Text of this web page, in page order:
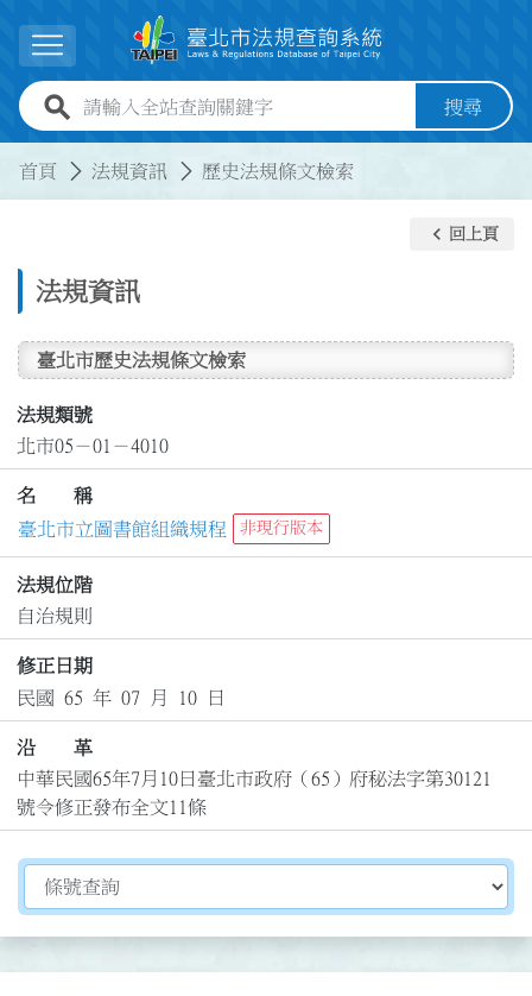
展開選單
全站查詢關鍵字欄位 搜尋
首頁 法規資訊 歷史法規條文檢索
法規資訊
keyboard_arrow_left 回上頁
臺北市歷史法規條文檢索
法規類號
北市05－01－4010
名 稱
臺北市立圖書館組織規程
非現行版本
法規位階
自治規則
修正日期
民國 65 年 07 月 10 日
沿 革
中華民國65年7月10日臺北市政府（65）府秘法字第30121
號令修正發布全文11條
切換選擇法規資訊內容